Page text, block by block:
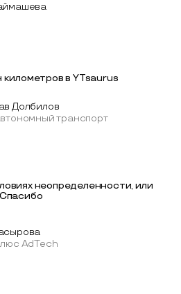
в YTsaurus
Долбилов
транспорт
неопределенности, или
AdTech